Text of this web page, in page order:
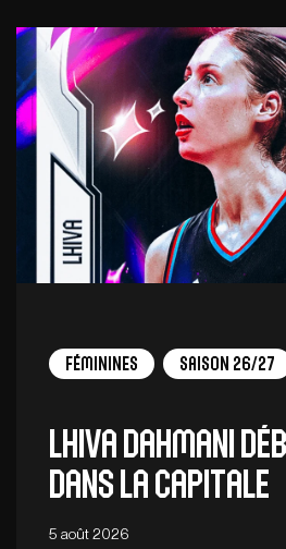
Féminines Saison 26/27
Lhiva Dahmani
dans la capitale
5 août 2026